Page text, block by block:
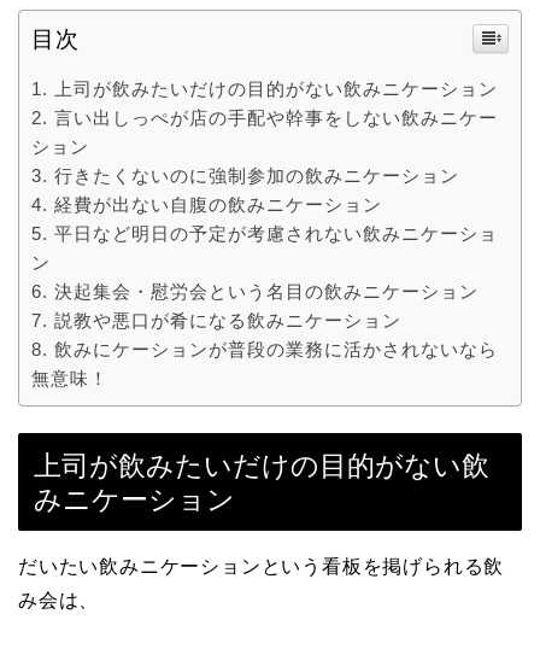
目次
上司が飲みたいだけの目的がない飲みニケーション
言い出しっぺが店の手配や幹事をしない飲みニケー
ション
行きたくないのに強制参加の飲みニケーション
経費が出ない自腹の飲みニケーション
平日など明日の予定が考慮されない飲みニケーショ
ン
決起集会・慰労会という名目の飲みニケーション
説教や悪口が肴になる飲みニケーション
飲みにケーションが普段の業務に活かされないなら
無意味！
上司が飲みたいだけの目的がない飲
みニケーション
だいたい飲みニケーションという看板を掲げられる飲
み会は、